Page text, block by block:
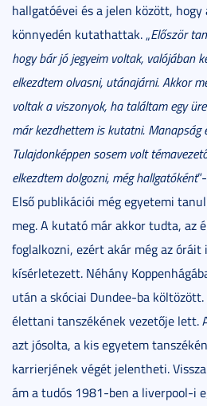
hallgatóévei és a jelen között,
könnyedén kutathattak. „Először
hogy bár jó jegyeim voltak, valójában
elkezdtem olvasni, utánajárni. Akkor
voltak a viszonyok, ha találtam egy
már kezdhettem is kutatni. Manapság
Tulajdonképpen sosem volt
elkezdtem dolgozni, még hallgatóként
Első publikációi még egyetemi
meg. A kutató már akkor tudta, az
foglalkozni, ezért akár még az óráit
kísérletezett. Néhány
után a skóciai Dundee-ba
élettani tanszékének vezetője lett.
azt jósolta, a kis egyetem
karrierjének végét jelentheti.
ám a tudós 1981-ben a liverpool-i